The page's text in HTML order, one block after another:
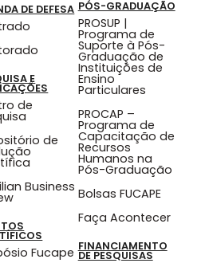
DE DEFESA
E
de
de
Business
Fucape
PÓS-GRADUAÇÃO
PROSUP |
Programa de
Suporte à Pós-
Graduação de
Instituições de
Ensino
Particulares
PROCAP –
Programa de
Capacitação de
Recursos
Humanos na
Pós-Graduação
Bolsas FUCAPE
Faça Acontecer
FINANCIAMENTO
DE PESQUISAS